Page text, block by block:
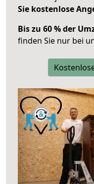
Sie kostenlose
Bis zu 60 % der
finden Sie nur bei